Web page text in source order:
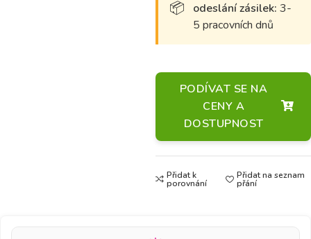
odeslání zásilek: 3-
5 pracovních dnů
PODÍVAT SE NA
CENY A
DOSTUPNOST
Přidat k
porovnání
Přidat na seznam
přání